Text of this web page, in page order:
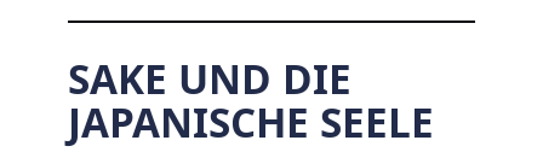
SAKE UND DIE
JAPANISCHE SEELE